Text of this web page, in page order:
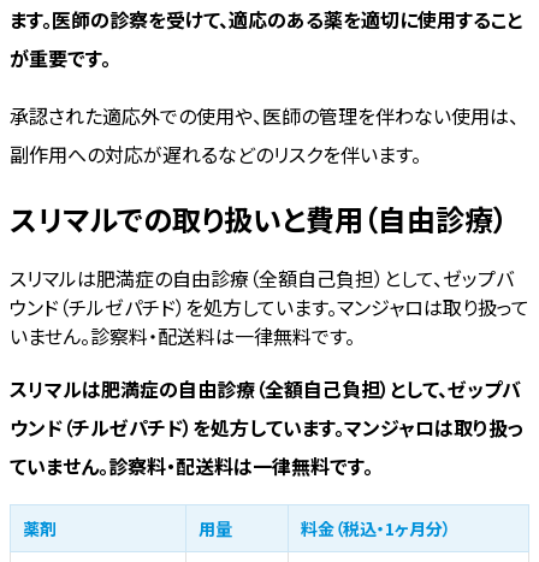
ます。医師の診察を受けて、適応のある薬を適切に使用すること
が重要です。
承認された適応外での使用や、医師の管理を伴わない使用は、
副作用への対応が遅れるなどのリスクを伴います。
スリマルでの取り扱いと費用（自由診療）
スリマルは肥満症の自由診療（全額自己負担）として、ゼップバ
ウンド（チルゼパチド）を処方しています。マンジャロは取り扱って
いません。診察料・配送料は一律無料です。
スリマルは肥満症の自由診療（全額自己負担）として、ゼップバ
ウンド（チルゼパチド）を処方しています。マンジャロは取り扱っ
ていません。診察料・配送料は一律無料です。
薬剤 用量
料金（税込・1ヶ月分）